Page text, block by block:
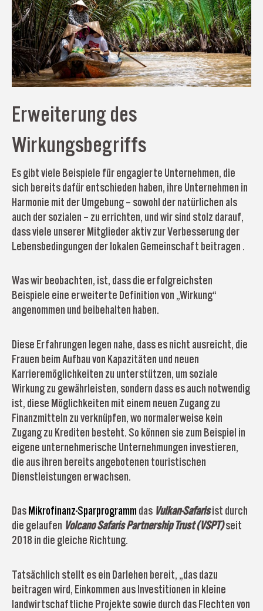
Erweiterung des
Wirkungsbegriffs
Es gibt viele Beispiele für engagierte Unternehmen, die
sich bereits dafür entschieden haben, ihre Unternehmen in
Harmonie mit der Umgebung – sowohl der natürlichen als
auch der sozialen – zu errichten, und wir sind stolz darauf,
dass viele unserer Mitglieder aktiv zur Verbesserung der
Lebensbedingungen der lokalen Gemeinschaft beitragen .
Was wir beobachten, ist, dass die erfolgreichsten
Beispiele eine erweiterte Definition von „Wirkung“
angenommen und beibehalten haben.
Diese Erfahrungen legen nahe, dass es nicht ausreicht, die
Frauen beim Aufbau von Kapazitäten und neuen
Karrieremöglichkeiten zu unterstützen, um soziale
Wirkung zu gewährleisten, sondern dass es auch notwendig
ist, diese Möglichkeiten mit einem neuen Zugang zu
Finanzmitteln zu verknüpfen, wo normalerweise kein
Zugang zu Krediten besteht. So können sie zum Beispiel in
eigene unternehmerische Unternehmungen investieren,
die aus ihren bereits angebotenen touristischen
Dienstleistungen erwachsen.
DasMikrofinanz-Sparprogramm das Vulkan-Safarisist durch
die gelaufen Volcano Safaris Partnership Trust (VSPT)seit
2018 in die gleiche Richtung.
Tatsächlich stellt es ein Darlehen bereit, „das dazu
beitragen wird, Einkommen aus Investitionen in kleine
landwirtschaftliche Projekte sowie durch das Flechten von